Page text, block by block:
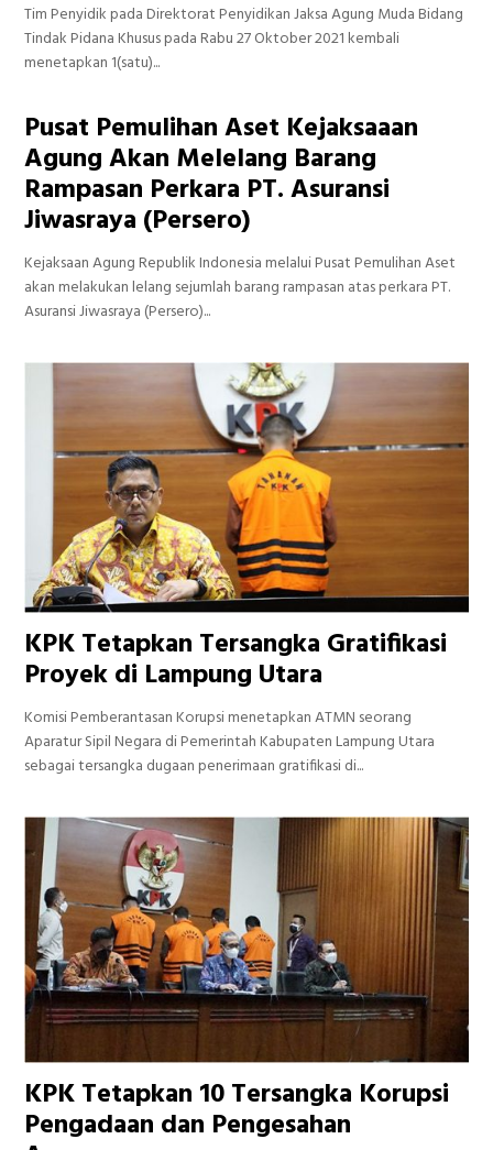
Tim Penyidik pada Direktorat Penyidikan Jaksa Agung Muda Bidang
Tindak Pidana Khusus pada Rabu 27 Oktober 2021 kembali
menetapkan 1(satu)...
Pusat Pemulihan Aset Kejaksaaan
Agung Akan Melelang Barang
Rampasan Perkara PT. Asuransi
Jiwasraya (Persero)
Kejaksaan Agung Republik Indonesia melalui Pusat Pemulihan Aset
akan melakukan lelang sejumlah barang rampasan atas perkara PT.
Asuransi Jiwasraya (Persero)...
KPK Tetapkan Tersangka Gratifikasi
Proyek di Lampung Utara
Komisi Pemberantasan Korupsi menetapkan ATMN seorang
Aparatur Sipil Negara di Pemerintah Kabupaten Lampung Utara
sebagai tersangka dugaan penerimaan gratifikasi di...
KPK Tetapkan 10 Tersangka Korupsi
Pengadaan dan Pengesahan